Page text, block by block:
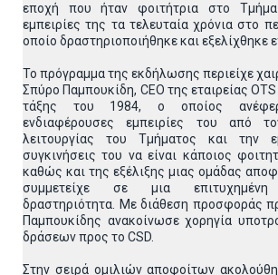
εποχή που ήταν φοιτήτρια στο Τμήμα
εμπειρίες της τα τελευταία χρόνια στο
οποίο δραστηριοποιήθηκε και εξελίχθηκε
Το πρόγραμμα της εκδήλωσης περιείχε
Σπύρο Παμπουκίδη, CEO της εταιρείας
τάξης του 1984, ο οποίος
ενδιαφέρουσες εμπειρίες του από
λειτουργίας του Τμήματος και την
συγκινήσεις του να είναι κάποιος
καθώς και της εξέλιξης μιας ομάδας
συμμετείχε σε μια επιτυχημένη
δραστηριότητα. Με διάθεση προσφοράς
Παμπουκίδης ανακοίνωσε χορηγία
δράσεων προς το CSD.
Στην σειρά ομιλιών αποφοίτων